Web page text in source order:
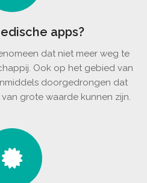
apps?
dat niet meer weg te
Ook op het gebied van
doorgedrongen dat
grote waarde kunnen zijn.